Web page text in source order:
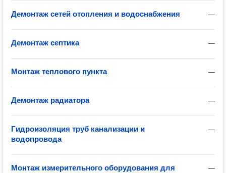
—
Демонтаж сетей отопления и водоснабжения
—
Демонтаж септика
—
Монтаж теплового пункта
—
Демонтаж радиатора
—
Гидроизоляция труб канализации и
водопровода
—
Монтаж измерительного оборудования для